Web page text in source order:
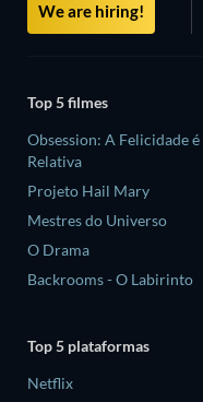
We are hiring!
Top 5 filmes
Obsession: A Felicidade é
Relativa
Projeto Hail Mary
Mestres do Universo
O Drama
Backrooms - O Labirinto
Top 5 plataformas
Netflix